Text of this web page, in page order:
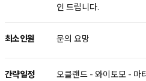
인 드립니다.
최소인원 문의 요망
간략일정
오클랜드 - 와이토모 - 마